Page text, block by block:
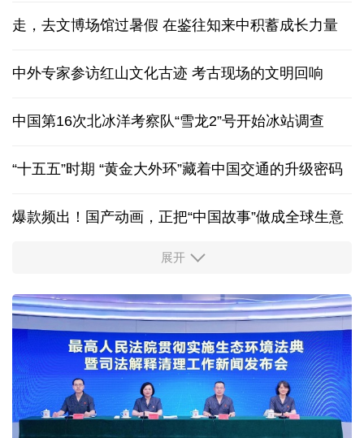
走，去文博场馆过暑假 在鉴往知来中积蓄成长力量
中外专家参访红山文化古迹 考古现场的文明回响
中国第16次北冰洋考察队“雪龙2”号开始冰站调查
“十五五”时期 “黄金大外环”藏着中国交通的升级密码
爆款频出！国产动画，正把“中国故事”做成全球生意
高品质文旅燃动消费市场
新型电网激活万亿级投资 重塑能源产业新格局
三晋大地风物新丨“海水”进村 原平养出鲜甜对虾
我国渤海首个千亿方大气田一期开发项目全面投产
展开